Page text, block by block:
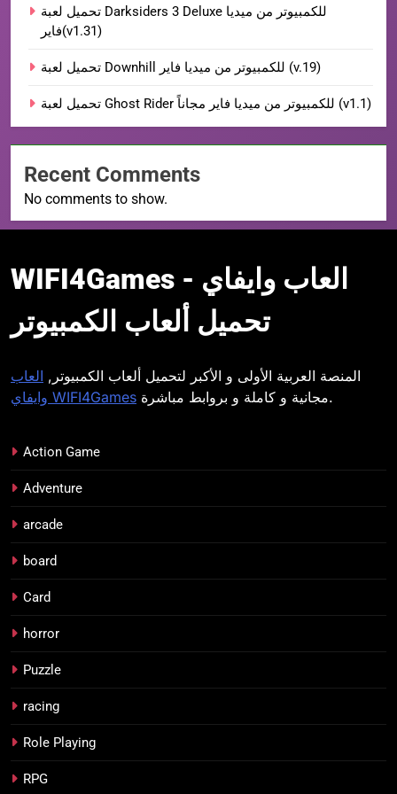
تحميل لعبة Darksiders 3 Deluxe للكمبيوتر من ميديا
فاير(v1.31)
تحميل لعبة Downhill للكمبيوتر من ميديا فاير (v.19)
تحميل لعبة Ghost Rider للكمبيوتر من ميديا فاير مجاناً (v1.1)
Recent Comments
No comments to show.
WIFI4Games العاب
وايفايWIFI4Games العاب وايفاي -
تحميل ألعاب الكمبيوتر
المنصة العربية الأولى و الأكبر لتحميل ألعاب الكمبيوتر, العاب
وايفاي WIFI4Games
مجانية و كاملة و بروابط مباشرة.
Action Game
Adventure
arcade
board
Card
horror
Puzzle
racing
Role Playing
RPG